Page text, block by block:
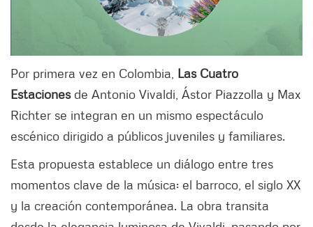
Por primera vez en Colombia, Las Cuatro
Estacionesde Antonio Vivaldi, Ástor Piazzolla y Max
Richter se integran en un mismo espectáculo
escénico dirigido a públicos juveniles y familiares.
Esta propuesta establece un diálogo entre tres
momentos clave de la música: el barroco, el siglo XX
y la creación contemporánea. La obra transita